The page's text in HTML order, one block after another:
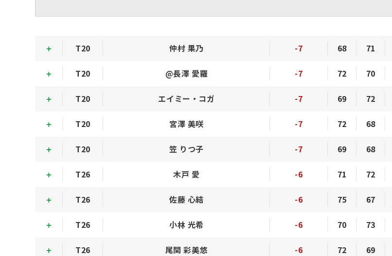
T20 仲村 果乃 -7 68 71
T20 @長澤 愛羅 -7 72 70
T20 エイミー・コガ -7 69 72
T20 宮澤 美咲 -7 72 68
T20 笠 りつ子 -7 69 68
T26 木戸 愛 -6 71 72
T26 佐藤 心結 -6 75 67
T26 小林 光希 -6 70 73
T26 尾関 彩美悠 -6 72 69